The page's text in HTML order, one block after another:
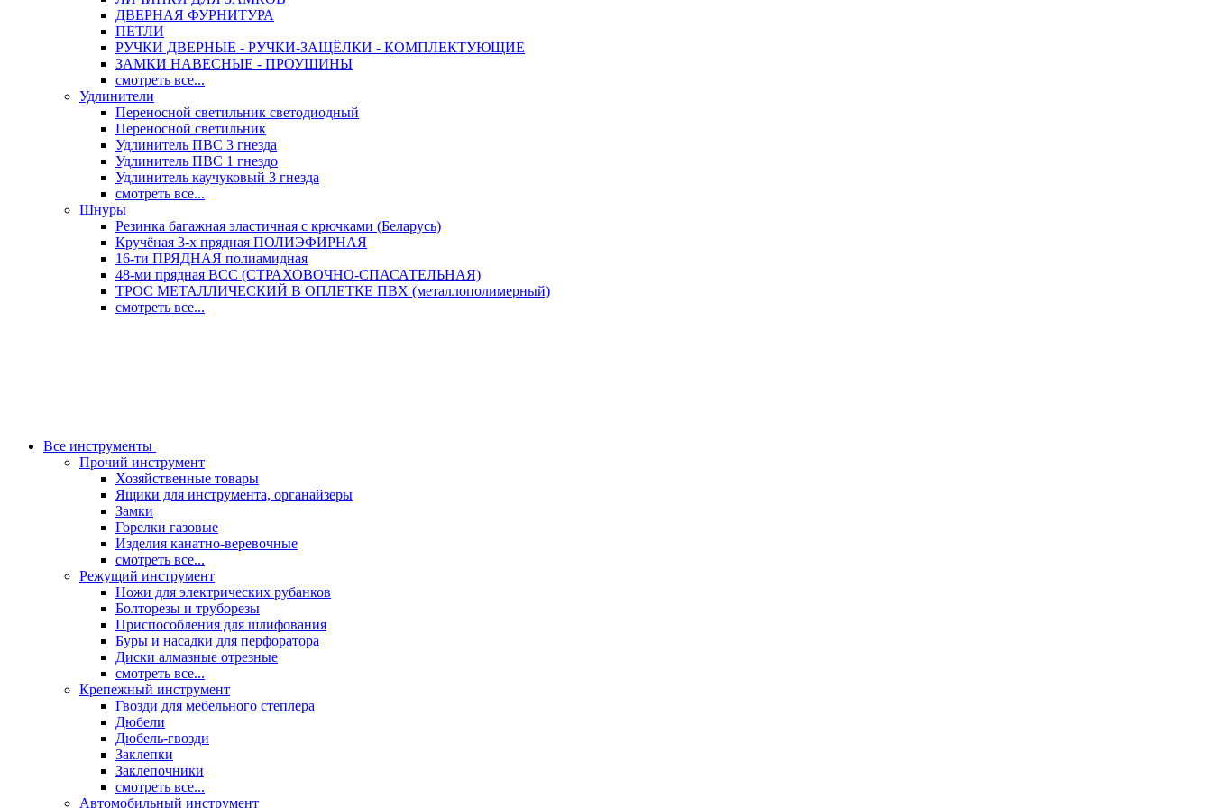
ДВЕРНАЯ ФУРНИТУРА
ПЕТЛИ
РУЧКИ ДВЕРНЫЕ - РУЧКИ-ЗАЩЁЛКИ - КОМПЛЕКТУЮЩИЕ
ЗАМКИ НАВЕСНЫЕ - ПРОУШИНЫ
смотреть все...
Удлинители
Переносной светильник светодиодный
Переносной светильник
Удлинитель ПВС 3 гнезда
Удлинитель ПВС 1 гнездо
Удлинитель каучуковый 3 гнезда
смотреть все...
Шнуры
Резинка багажная эластичная с крючками (Беларусь)
Кручёная 3-х прядная ПОЛИЭФИРНАЯ
16-ти ПРЯДНАЯ полиамидная
48-ми прядная ВСС (СТРАХОВОЧНО-СПАСАТЕЛЬНАЯ)
ТРОС МЕТАЛЛИЧЕСКИЙ В ОПЛЕТКЕ ПВХ (металлополимерный)
смотреть все...
Все инструменты
Прочий инструмент
Хозяйственные товары
Ящики для инструмента, органайзеры
Замки
Горелки газовые
Изделия канатно-веревочные
смотреть все...
Режущий инструмент
Ножи для электрических рубанков
Болторезы и труборезы
Приспособления для шлифования
Буры и насадки для перфоратора
Диски алмазные отрезные
смотреть все...
Крепежный инструмент
Гвозди для мебельного степлера
Дюбели
Дюбель-гвозди
Заклепки
Заклепочники
смотреть все...
Автомобильный инструмент